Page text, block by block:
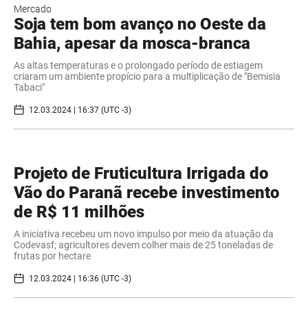
Mercado
Soja tem bom avanço no Oeste da
Bahia, apesar da mosca-branca
As altas temperaturas e o prolongado período de estiagem
criaram um ambiente propício para a multiplicação de "Bemisia
Tabaci"
12.03.2024 | 16:37 (UTC -3)
Projeto de Fruticultura Irrigada do
Vão do Paranã recebe investimento
de R$ 11 milhões
A iniciativa recebeu um novo impulso por meio da atuação da
Codevasf; agricultores devem colher mais de 25 toneladas de
frutas por hectare
12.03.2024 | 16:36 (UTC -3)